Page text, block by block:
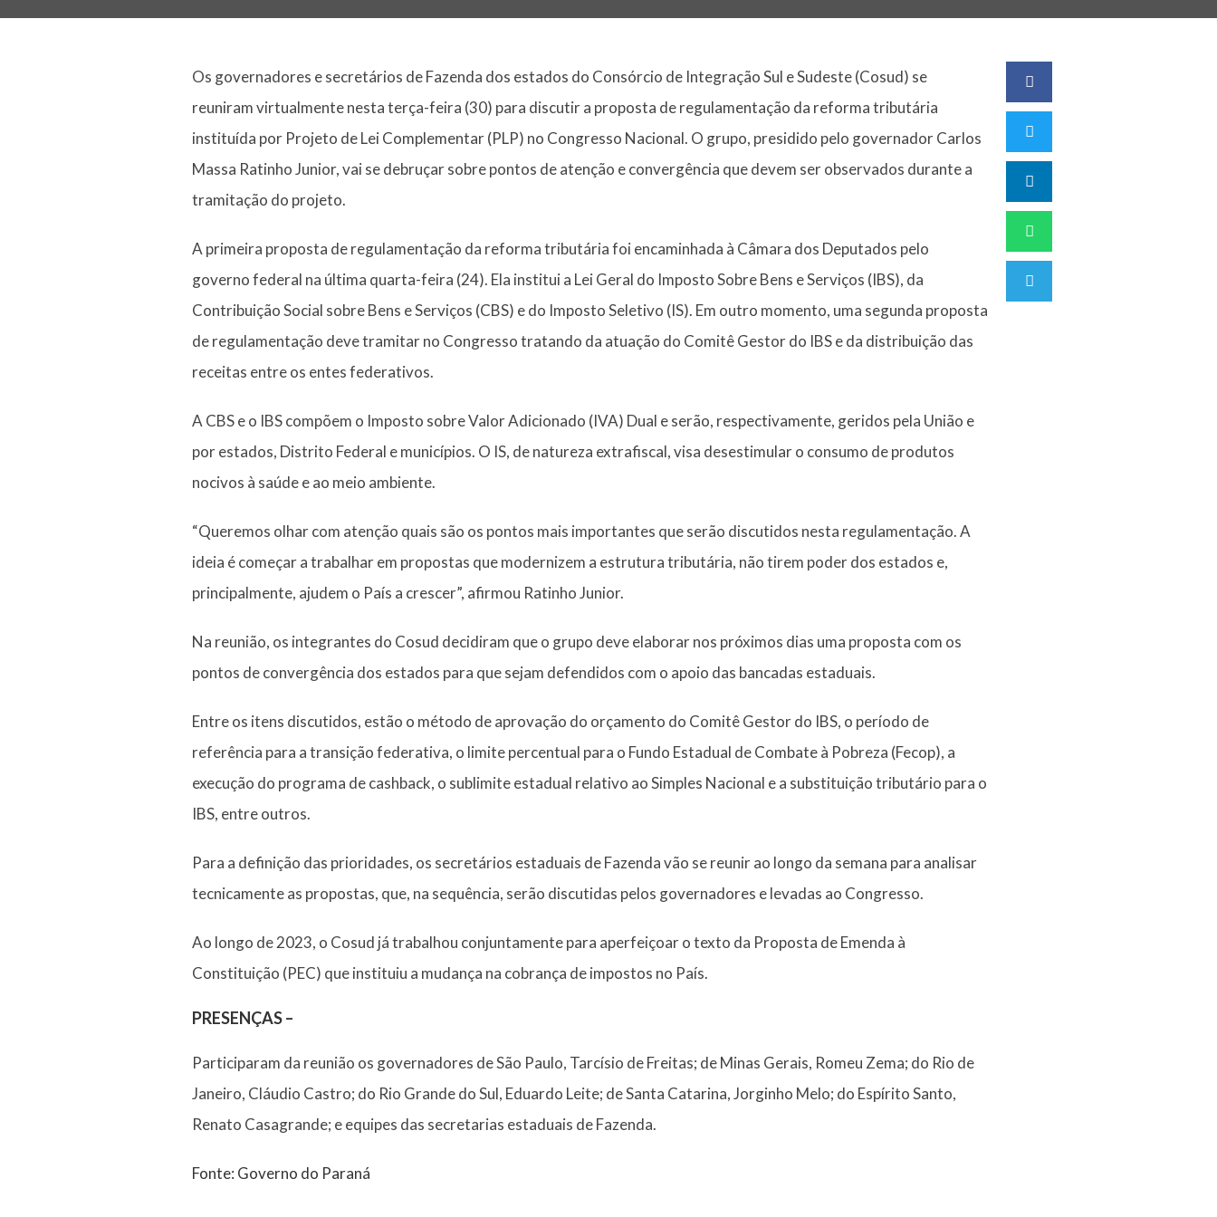
Os governadores e secretários de Fazenda dos estados do Consórcio de Integração Sul e Sudeste (Cosud) se
reuniram virtualmente nesta terça-feira (30) para discutir a proposta de regulamentação da reforma tributária
instituída por Projeto de Lei Complementar (PLP) no Congresso Nacional. O grupo, presidido pelo governador Carlos
Massa Ratinho Junior, vai se debruçar sobre pontos de atenção e convergência que devem ser observados durante a
tramitação do projeto.
A primeira proposta de regulamentação da reforma tributária foi encaminhada à Câmara dos Deputados pelo
governo federal na última quarta-feira (24). Ela institui a Lei Geral do Imposto Sobre Bens e Serviços (IBS), da
Contribuição Social sobre Bens e Serviços (CBS) e do Imposto Seletivo (IS). Em outro momento, uma segunda proposta
de regulamentação deve tramitar no Congresso tratando da atuação do Comitê Gestor do IBS e da distribuição das
receitas entre os entes federativos.
A CBS e o IBS compõem o Imposto sobre Valor Adicionado (IVA) Dual e serão, respectivamente, geridos pela União e
por estados, Distrito Federal e municípios. O IS, de natureza extrafiscal, visa desestimular o consumo de produtos
nocivos à saúde e ao meio ambiente.
“Queremos olhar com atenção quais são os pontos mais importantes que serão discutidos nesta regulamentação. A
ideia é começar a trabalhar em propostas que modernizem a estrutura tributária, não tirem poder dos estados e,
principalmente, ajudem o País a crescer”, afirmou Ratinho Junior.
Na reunião, os integrantes do Cosud decidiram que o grupo deve elaborar nos próximos dias uma proposta com os
pontos de convergência dos estados para que sejam defendidos com o apoio das bancadas estaduais.
Entre os itens discutidos, estão o método de aprovação do orçamento do Comitê Gestor do IBS, o período de
referência para a transição federativa, o limite percentual para o Fundo Estadual de Combate à Pobreza (Fecop), a
execução do programa de cashback, o sublimite estadual relativo ao Simples Nacional e a substituição tributário para o
IBS, entre outros.
Para a definição das prioridades, os secretários estaduais de Fazenda vão se reunir ao longo da semana para analisar
tecnicamente as propostas, que, na sequência, serão discutidas pelos governadores e levadas ao Congresso.
Ao longo de 2023, o Cosud já trabalhou conjuntamente para aperfeiçoar o texto da Proposta de Emenda à
Constituição (PEC) que instituiu a mudança na cobrança de impostos no País.
PRESENÇAS –
Participaram da reunião os governadores de São Paulo, Tarcísio de Freitas; de Minas Gerais, Romeu Zema; do Rio de
Janeiro, Cláudio Castro; do Rio Grande do Sul, Eduardo Leite; de Santa Catarina, Jorginho Melo; do Espírito Santo,
Renato Casagrande; e equipes das secretarias estaduais de Fazenda.
Fonte: Governo do Paraná